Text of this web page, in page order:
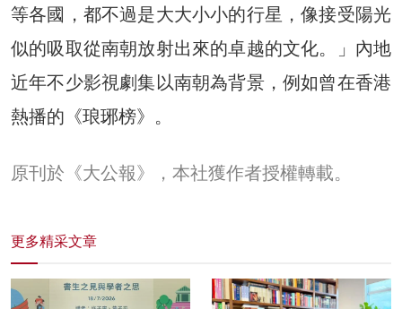
等各國，都不過是大大小小的行星，像接受陽光
似的吸取從南朝放射出來的卓越的文化。」內地
近年不少影視劇集以南朝為背景，例如曾在香港
熱播的《琅琊榜》。
原刊於《大公報》，本社獲作者授權轉載。
更多精采文章